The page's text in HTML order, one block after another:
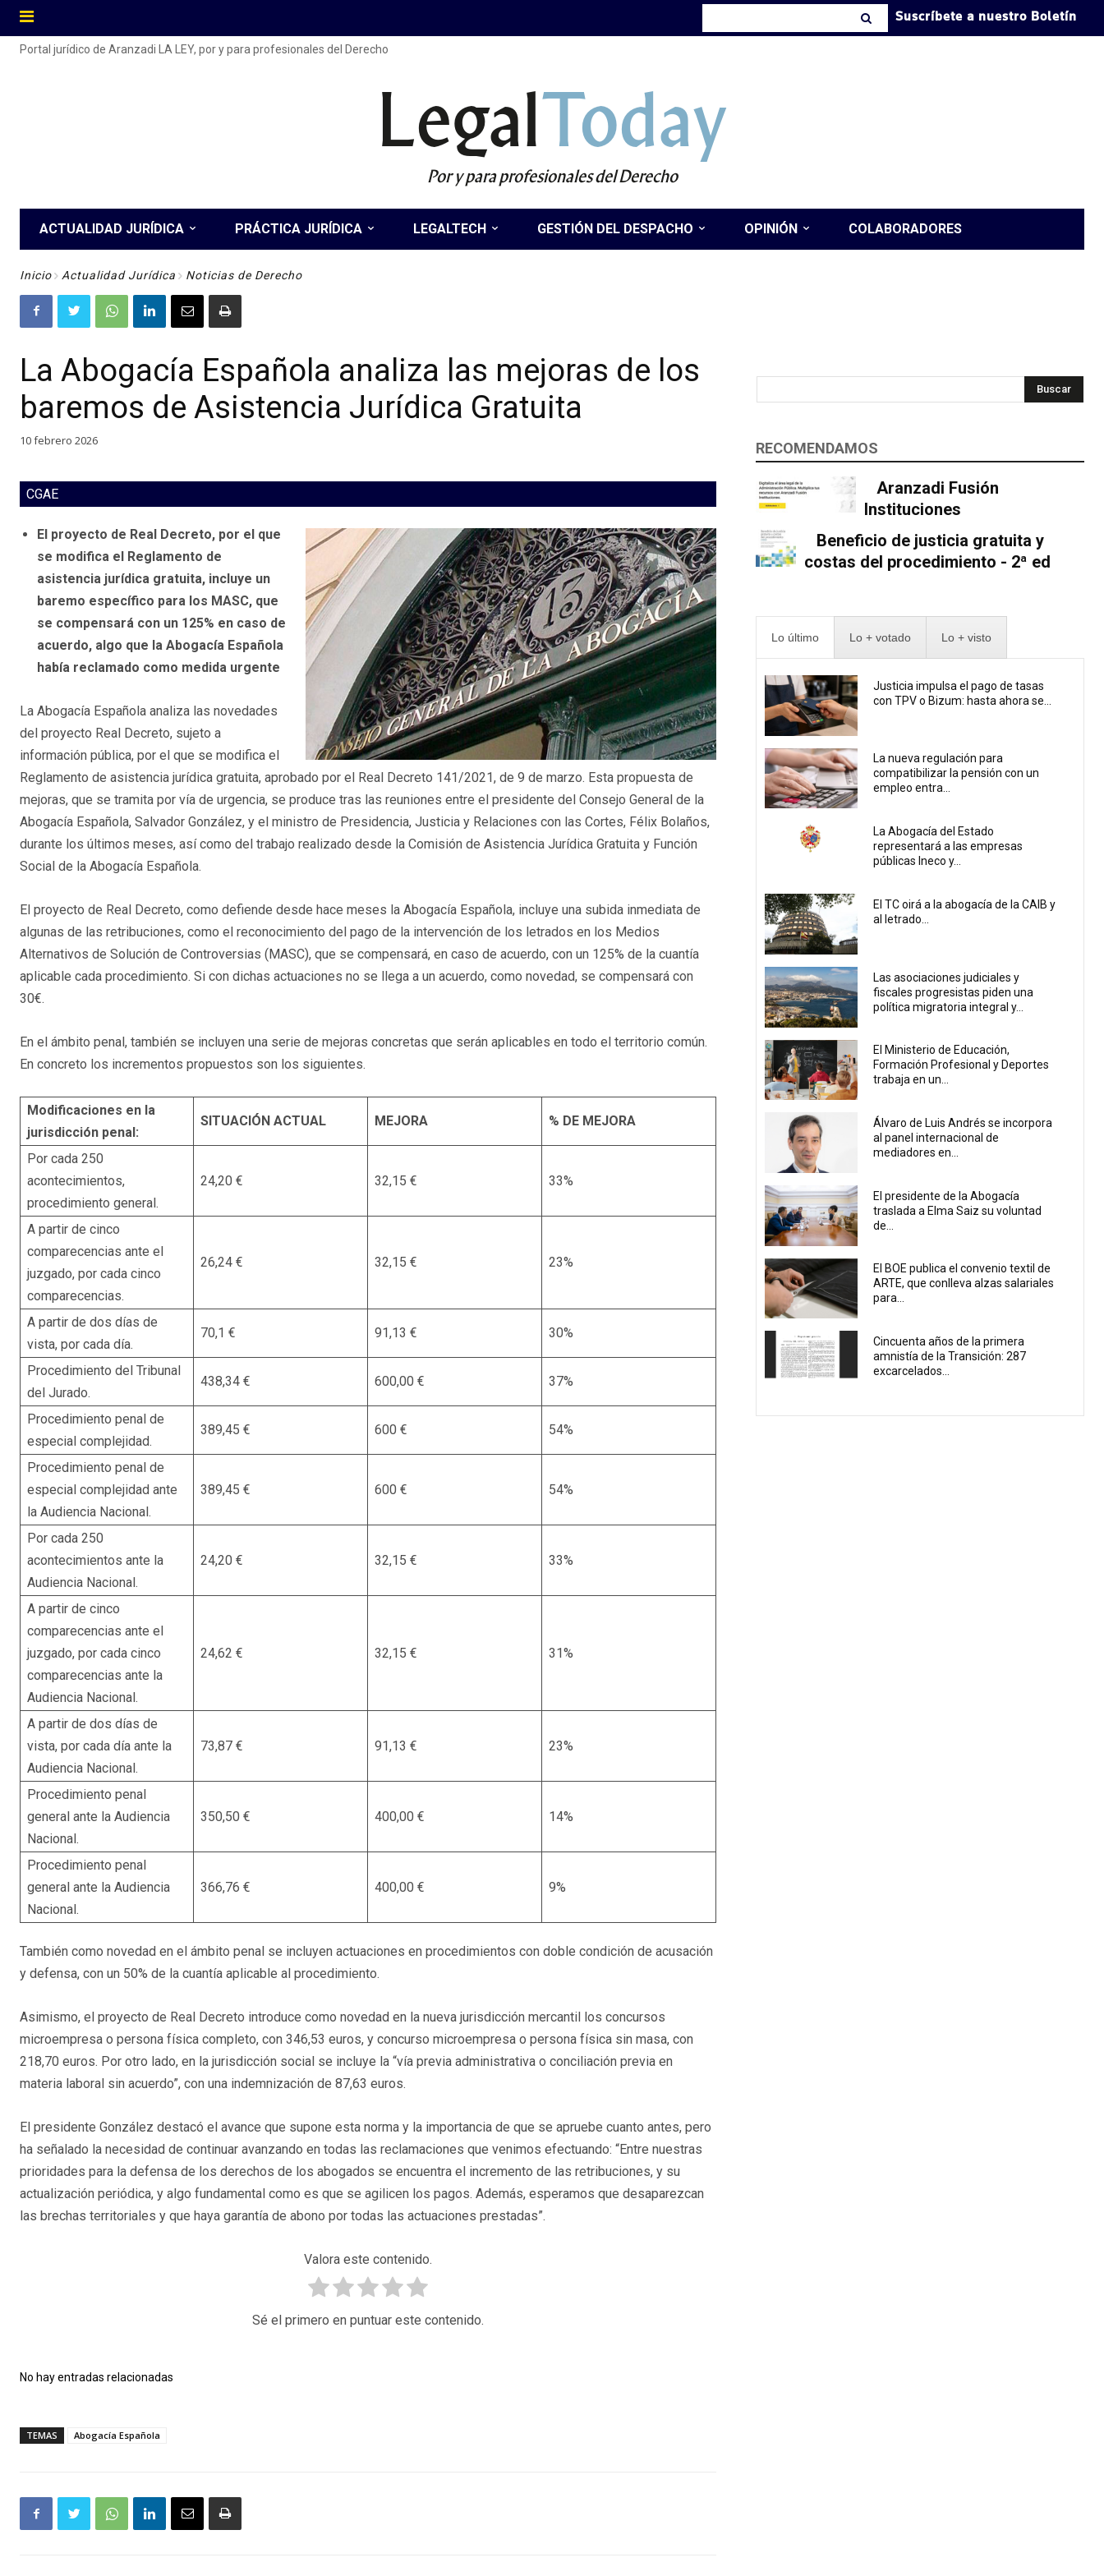
Suscríbete a nuestro Boletín
Portal jurídico de Aranzadi LA LEY, por y para profesionales del Derecho
LegalToday
Por y para profesionales del Derecho
ACTUALIDAD JURÍDICA PRÁCTICA JURÍDICA LEGALTECH GESTIÓN DEL DESPACHO OPINIÓN COLABORADORES
Inicio Actualidad Jurídica Noticias de Derecho
La Abogacía Española analiza las mejoras de los
baremos de Asistencia Jurídica Gratuita
10 febrero 2026
CGAE
El proyecto de Real Decreto, por el que
se modifica el Reglamento de
asistencia jurídica gratuita, incluye un
baremo específico para los MASC, que
se compensará con un 125% en caso de
acuerdo, algo que la Abogacía Española
había reclamado como medida urgente
La Abogacía Española analiza las novedades
del proyecto Real Decreto, sujeto a
información pública, por el que se modifica el
Reglamento de asistencia jurídica gratuita, aprobado por el Real Decreto 141/2021, de 9 de marzo​​. Esta propuesta de
mejoras, que se tramita por vía de urgencia, se produce tras las reuniones entre el presidente del Consejo General de la
Abogacía Española, Salvador González, y el ministro de Presidencia, Justicia y Relaciones con las Cortes, Félix Bolaños,
durante los últimos meses, así como del trabajo realizado desde la Comisión de Asistencia Jurídica Gratuita y Función
Social de la Abogacía Española.
El proyecto de Real Decreto, como defiende desde hace meses la Abogacía Española, incluye una subida inmediata de
algunas de las retribuciones, como el reconocimiento del pago de la intervención de los letrados en los Medios
Alternativos de Solución de Controversias (MASC), que se compensará, en caso de acuerdo, con un 125% de la cuantía
aplicable cada procedimiento. Si con dichas actuaciones no se llega a un acuerdo, como novedad, se compensará con
30€.
En el ámbito penal, también se incluyen una serie de mejoras concretas que serán aplicables en todo el territorio común.
En concreto los incrementos propuestos son los siguientes.
Modificaciones en la
jurisdicción penal:
SITUACIÓN ACTUAL MEJORA % DE MEJORA
Por cada 250
acontecimientos,
procedimiento general.
24,20 € 32,15 € 33%
A partir de cinco
comparecencias ante el
juzgado, por cada cinco
comparecencias.
26,24 € 32,15 € 23%
A partir de dos días de
vista, por cada día.
70,1 € 91,13 € 30%
Procedimiento del Tribunal
del Jurado.
438,34 € 600,00 € 37%
Procedimiento penal de
especial complejidad.
389,45 € 600 € 54%
Procedimiento penal de
especial complejidad ante
la Audiencia Nacional.
389,45 € 600 € 54%
Por cada 250
acontecimientos ante la
Audiencia Nacional.
24,20 € 32,15 € 33%
A partir de cinco
comparecencias ante el
juzgado, por cada cinco
comparecencias ante la
Audiencia Nacional.
24,62 € 32,15 € 31%
A partir de dos días de
vista, por cada día ante la
Audiencia Nacional.
73,87 € 91,13 € 23%
Procedimiento penal
general ante la Audiencia
Nacional.
350,50 € 400,00 € 14%
Procedimiento penal
general ante la Audiencia
Nacional.
366,76 € 400,00 € 9%
También como novedad en el ámbito penal se incluyen actuaciones en procedimientos con doble condición de acusación
y defensa, con un 50% de la cuantía aplicable al procedimiento.
Asimismo, el proyecto de Real Decreto introduce como novedad en la nueva jurisdicción mercantil los concursos
microempresa o persona física completo, con 346,53 euros, y concurso microempresa o persona física sin masa, con
218,70 euros. Por otro lado, en la jurisdicción social se incluye la “vía previa administrativa o conciliación previa en
materia laboral sin acuerdo”, con una indemnización de 87,63 euros.
El presidente González destacó el avance que supone esta norma y la importancia de que se apruebe cuanto antes, pero
ha señalado la necesidad de continuar avanzando en todas las reclamaciones que venimos efectuando: “Entre nuestras
prioridades para la defensa de los derechos de los abogados se encuentra el incremento de las retribuciones, y su
actualización periódica, y algo fundamental como es que se agilicen los pagos. Además, esperamos que desaparezcan
las brechas territoriales y que haya garantía de abono por todas las actuaciones prestadas”.
Valora este contenido.
Sé el primero en puntuar este contenido.
No hay entradas relacionadas
TEMAS Abogacía Española
Buscar
RECOMENDAMOS
Aranzadi Fusión
Instituciones
Beneficio de justicia gratuita y
costas del procedimiento - 2ª ed
Lo último Lo + votado Lo + visto
Justicia impulsa el pago de tasas
con TPV o Bizum: hasta ahora se...
La nueva regulación para
compatibilizar la pensión con un
empleo entra...
La Abogacía del Estado
representará a las empresas
públicas Ineco y...
El TC oirá a la abogacía de la CAIB y
al letrado...
Las asociaciones judiciales y
fiscales progresistas piden una
política migratoria integral y...
El Ministerio de Educación,
Formación Profesional y Deportes
trabaja en un...
Álvaro de Luis Andrés se incorpora
al panel internacional de
mediadores en...
El presidente de la Abogacía
traslada a Elma Saiz su voluntad
de...
El BOE publica el convenio textil de
ARTE, que conlleva alzas salariales
para...
Cincuenta años de la primera
amnistía de la Transición: 287
excarcelados...